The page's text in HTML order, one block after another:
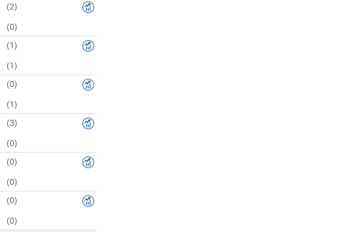
(2)
(0)
(1)
(1)
(0)
(1)
(3)
(0)
(0)
(0)
(0)
(0)